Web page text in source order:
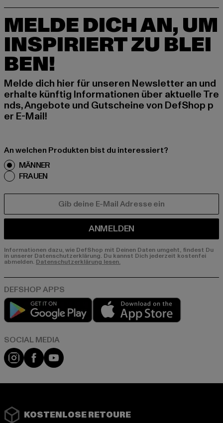
MELDE DICH AN, UM
INSPIRIERT ZU BLEI
BEN!
Melde dich hier für unseren Newsletter an und
erhalte künftig Informationen über aktuelle Tre
nds, Angebote und Gutscheine von DefShop p
er E-Mail!
An welchen Produkten bist du interessiert?
MÄNNER
FRAUEN
ANMELDEN
Informationen dazu, wie DefShop mit Deinen Daten umgeht, findest Du
in unserer Datenschutzerklärung. Du kannst Dich jederzeit kostenfei
abmelden. Datenschutzerklärung lesen.
Play market
Instagram
FacebookYouTube
KOSTENLOSE RETOURE